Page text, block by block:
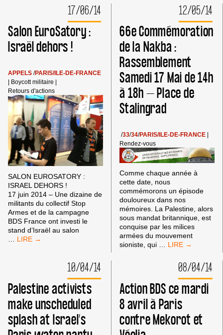
LE
28
JUIN
:
RENCONTRE-
DÉBAT
NEIMAN
FROM
WITHIN)
+
CONCERT
DOMINIQUE
GRANGE
LES
STANDS
17/06/14
Salon EuroSatory :
Israël dehors !
APPELS /PARIS/ILE-DE-FRANCE
Boycott militaire
Retours d'actions
SALON EUROSATORY :
ISRAEL DEHORS !
17 juin 2014 – Une dizaine de
militants du collectif Stop
Armes et de la campagne
BDS France ont investi le
stand d’Israël au salon
SALON
12/05/14
66e Commémoration
de la Nakba :
Rassemblement
Samedi 17 Mai de 14h
à 18h – Place de
Stalingrad
/33/34/PARIS/ILE-DE-FRANCE
Rendez-vous
Comme chaque année à
cette date, nous
commémorons un épisode
douloureux dans nos
mémoires. La Palestine, alors
sous mandat britannique, est
conquise par les milices
armées du mouvement
sioniste, qui
66E
NAKBA
:
SAMEDI
17
MAI
10/04/14
Palestine activists
make unscheduled
splash at Israel’s
08/04/14
Action BDS ce mardi
8 avril à Paris
contre Mekorot et